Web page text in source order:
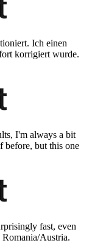
Ich einen
korrigiert wurde.
I'm always a bit
before, but this one
fast, even
Romania/Austria.